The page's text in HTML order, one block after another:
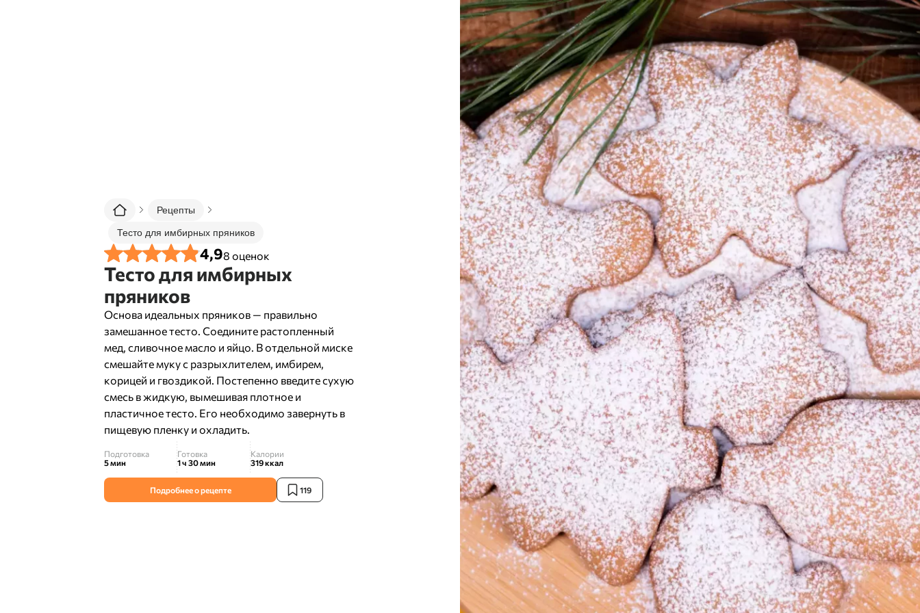
Рецепты
Тесто для имбирных пряников
4,98 оценок
Тесто для имбирных
пряников
Основа идеальных пряников — правильно
замешанное тесто. Соедините растопленный
мед, сливочное масло и яйцо. В отдельной миске
смешайте муку с разрыхлителем, имбирем,
корицей и гвоздикой. Постепенно введите сухую
смесь в жидкую, вымешивая плотное и
пластичное тесто. Его необходимо завернуть в
пищевую пленку и охладить.
Подготовка
5 мин
Готовка
1 ч 30 мин
Калории
319ккал
Подробнее о рецепте 119